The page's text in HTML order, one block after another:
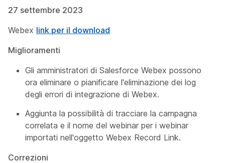
27 settembre 2023
Webex link per il download
Miglioramenti
Gli amministratori di Salesforce Webex possono
ora eliminare o pianificare l'eliminazione dei log
degli errori di integrazione di Webex.
Aggiunta la possibilità di tracciare la campagna
correlata e il nome del webinar per i webinar
importati nell'oggetto Webex Record Link.
Correzioni